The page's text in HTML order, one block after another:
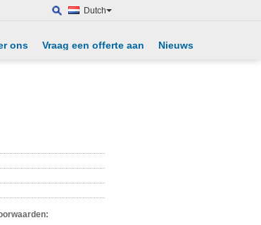
Dutch
ons Vraag een offerte aan Nieuws